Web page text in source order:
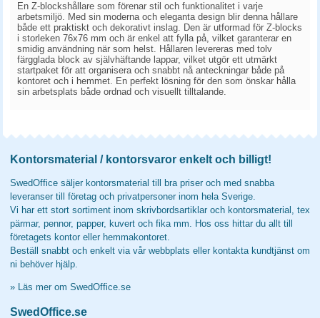
En Z-blockshållare som förenar stil och funktionalitet i varje
arbetsmiljö. Med sin moderna och eleganta design blir denna hållare
både ett praktiskt och dekorativt inslag. Den är utformad för Z-blocks
i storleken 76x76 mm och är enkel att fylla på, vilket garanterar en
smidig användning när som helst. Hållaren levereras med tolv
färgglada block av självhäftande lappar, vilket utgör ett utmärkt
startpaket för att organisera och snabbt nå anteckningar både på
kontoret och i hemmet. En perfekt lösning för den som önskar hålla
sin arbetsplats både ordnad och visuellt tilltalande.
Kontorsmaterial / kontorsvaror enkelt och billigt!
SwedOffice säljer kontorsmaterial till bra priser och med snabba
leveranser till företag och privatpersoner inom hela Sverige.
Vi har ett stort sortiment inom skrivbordsartiklar och kontorsmaterial, tex
pärmar, pennor, papper, kuvert och fika mm. Hos oss hittar du allt till
företagets kontor eller hemmakontoret.
Beställ snabbt och enkelt via vår webbplats eller kontakta kundtjänst om
ni behöver hjälp.
» Läs mer om SwedOffice.se
SwedOffice.se